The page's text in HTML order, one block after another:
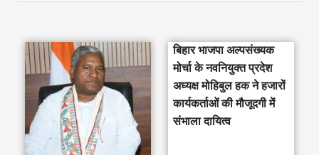
बिहार भाजपा अल्पसंख्यक
मोर्चा के नवनियुक्त प्रदेश
अध्यक्ष मोहिबुल हक ने हजारों
कार्यकर्ताओं की मौजूदगी में
संभाला दायित्व